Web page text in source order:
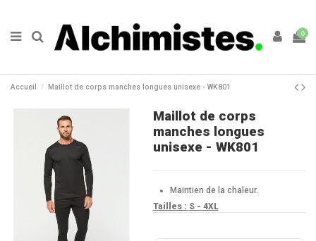
0
Accueil Maillot de corps manches longues unisexe - WK801
Maillot de corps
manches longues
unisexe - WK801
Maintien de la chaleur.
Tailles : S - 4XL